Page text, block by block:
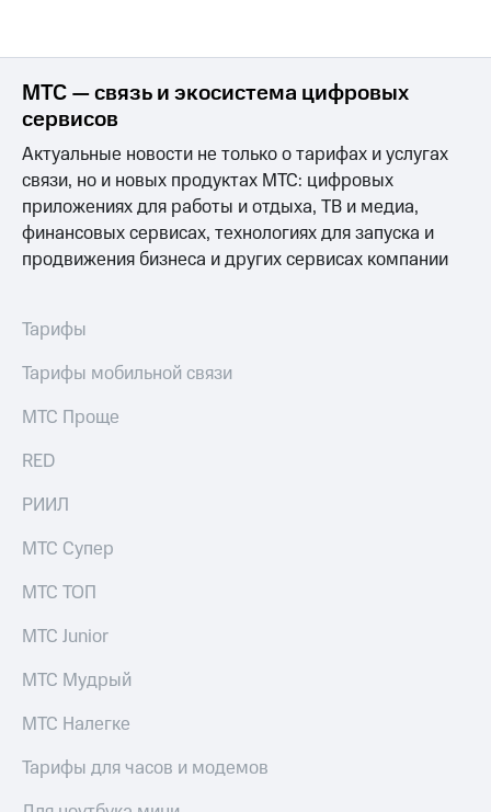
и подписки
МТС
Premium
на гигабайты
интернета,
фильмы,
музыка
и многое
на тарифы,
Кино,
книги
только
Безопасность
Финансы
Детям
к геолокации
Сертификаты
безопасности
Всё
под
рукой
в Мой МТС
в нашем
приложении
КИОН
Строки
Live
Гудок
Мой
МТС
Все
Инвестиции
МТС — связь и экосистема цифровых
сервисов
Актуальные новости не только о тарифах и услугах
связи, но и новых продуктах МТС: цифровых
приложениях для работы и отдыха, ТВ и медиа,
финансовых сервисах, технологиях для запуска и
продвижения бизнеса и других сервисах компании
Тарифы
Тарифы мобильной связи
МТС Проще
RED
РИИЛ
МТС Супер
МТС ТОП
МТС Junior
МТС Мудрый
МТС Налегке
Тарифы для часов и модемов